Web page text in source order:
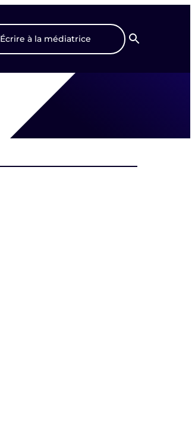
Écrire à la médiatrice
Recherche